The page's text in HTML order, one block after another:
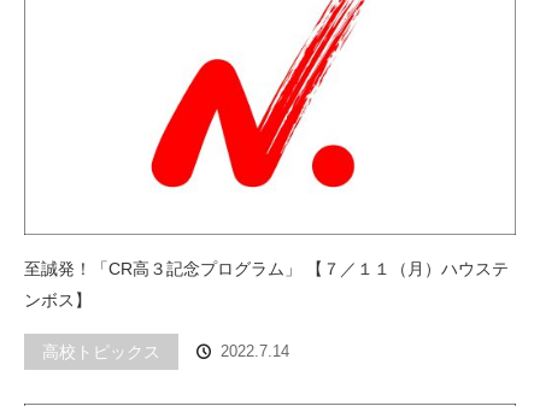
至誠発！「CR高３記念プログラム」 【７／１１（月）ハウステ
ンボス】
高校トピックス 2022.7.14